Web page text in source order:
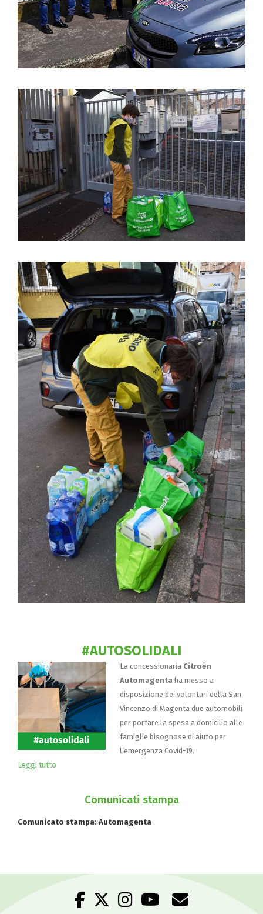
#AUTOSOLIDALI
La concessionaria Citroën
Automagenta ha messo a
disposizione dei volontari della San
Vincenzo di Magenta due automobili
per portare la spesa a domicilio alle
famiglie bisognose di aiuto per
l’emergenza Covid-19.
Leggi tutto
Comunicati stampa
Comunicato stampa: Automagenta